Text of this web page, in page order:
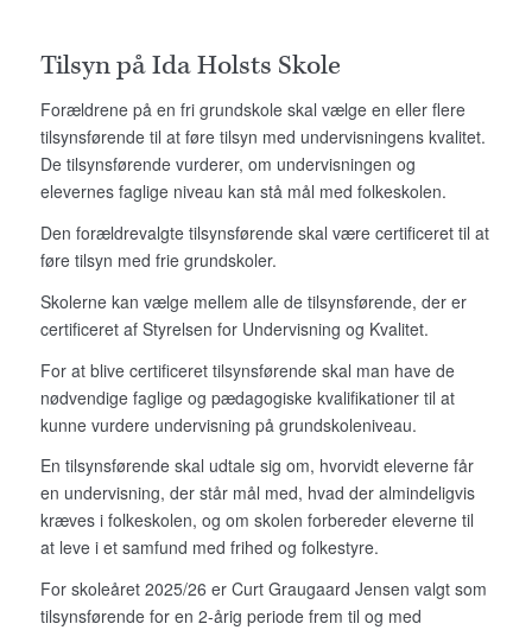
Tilsyn på Ida Holsts Skole
Forældrene på en fri grundskole skal vælge en eller flere
tilsynsførende til at føre tilsyn med undervisningens kvalitet.
De tilsynsførende vurderer, om undervisningen og
elevernes faglige niveau kan stå mål med folkeskolen.
Den forældrevalgte tilsynsførende skal være certificeret til at
føre tilsyn med frie grundskoler.
Skolerne kan vælge mellem alle de tilsynsførende, der er
certificeret af Styrelsen for Undervisning og Kvalitet.
For at blive certificeret tilsynsførende skal man have de
nødvendige faglige og pædagogiske kvalifikationer til at
kunne vurdere undervisning på grundskoleniveau.
En tilsynsførende skal udtale sig om, hvorvidt eleverne får
en undervisning, der står mål med, hvad der almindeligvis
kræves i folkeskolen, og om skolen forbereder eleverne til
at leve i et samfund med frihed og folkestyre.
For skoleåret 2025/26 er Curt Graugaard Jensen valgt som
tilsynsførende for en 2-årig periode frem til og med